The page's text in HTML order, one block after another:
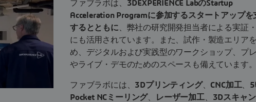
ファブラボは、 3DEXPERIENCE LabのStartup
Acceleration Programに参加するスタートアップを
するとともに 、弊社の研究開発担当者による実証
にも活用されています。また、試作・製造エリア
め、デジタルおよび実践型のワークショップ、プ
やライブ・デモのためのスペースも備えています
ファブラボには、 3Dプリンティング、 CNC加工、
Pocket NCミーリング、 レーザー加工、 3Dスキャ